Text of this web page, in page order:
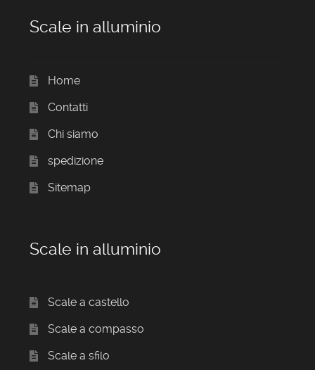
Scale in alluminio
Home
Contatti
Chi siamo
spedizione
Sitemap
Scale in alluminio
Scale a castello
Scale a compasso
Scale a sfilo